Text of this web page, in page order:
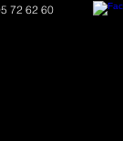
72 62 60